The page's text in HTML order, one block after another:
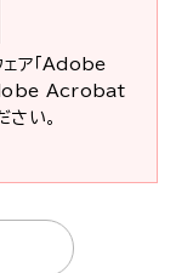
ア「Adobe
Acrobat
い。